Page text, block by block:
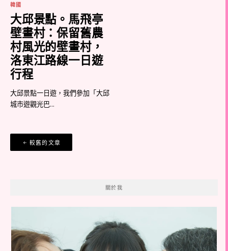
韓國
大邱景點。馬飛亭
壁畫村：保留舊農
村風光的壁畫村，
洛東江路線一日遊
行程
大邱景點一日遊，我們參加「大邱
城市遊觀光巴...
文
章
較舊的文章
關於我